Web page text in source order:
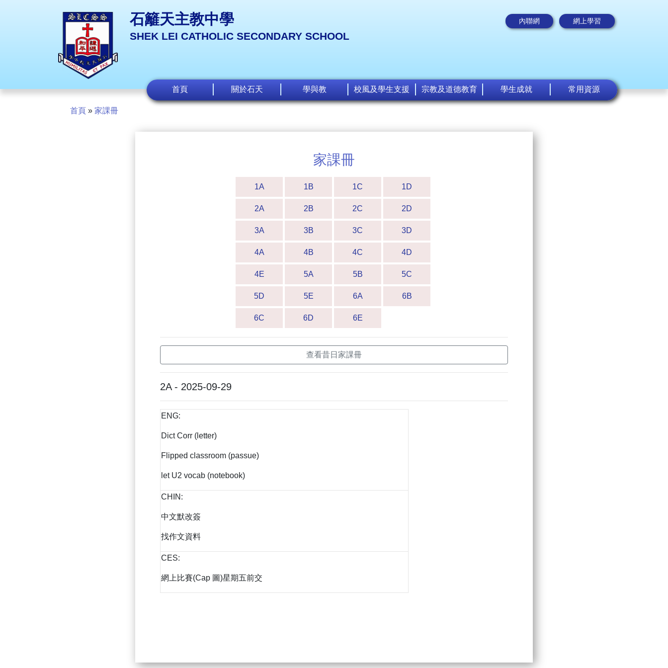
石籬天主教中學
SHEK LEI CATHOLIC SECONDARY SCHOOL
內聯網 網上學習
首頁 關於石天 學與教 校風及學生支援 宗教及道德教育 學生成就 常用資源
首頁 » 家課冊
家課冊
1A 1B 1C 1D
2A 2B 2C 2D
3A 3B 3C 3D
4A 4B 4C 4D
4E 5A 5B 5C
5D 5E 6A 6B
6C 6D 6E
查看昔日家課冊
2A - 2025-09-29
ENG:
Dict Corr (letter)
Flipped classroom (passue)
let U2 vocab (notebook)
CHIN:
中文默改簽
找作文資料
CES:
網上比賽(Cap 圖)星期五前交